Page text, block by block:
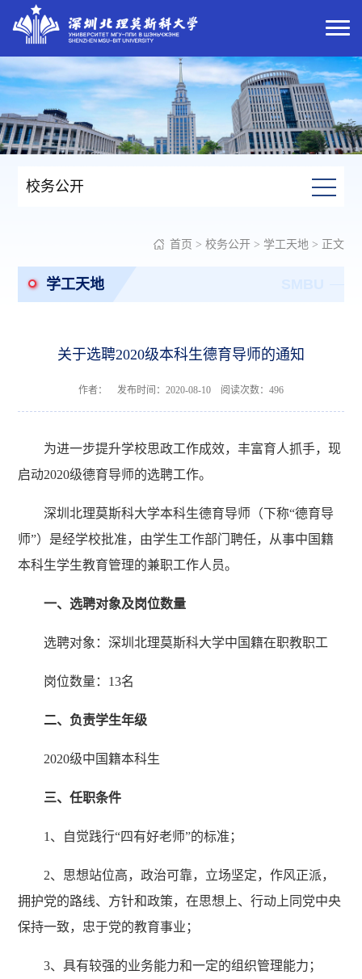
校务公开
首页 > 校务公开> 学工天地> 正文
学工天地
关于选聘2020级本科生德育导师的通知
作者： 发布时间：2020-08-10 阅读次数： 496
为进一步提升学校思政工作成效，丰富育人抓手，现
启动2020级德育导师的选聘工作。
深圳北理莫斯科大学本科生德育导师（下称“德育导
师”）是经学校批准，由学生工作部门聘任，从事中国籍
本科生学生教育管理的兼职工作人员。
一、选聘对象及岗位数量
选聘对象：深圳北理莫斯科大学中国籍在职教职工
岗位数量： 13名
二、负责学生年级
2020级中国籍本科生
三、任职条件
1、自觉践行“四有好老师”的标准；
2、思想站位高，政治可靠，立场坚定，作风正派，
拥护党的路线、方针和政策，在思想上、行动上同党中央
保持一致，忠于党的教育事业；
3、具有较强的业务能力和一定的组织管理能力；